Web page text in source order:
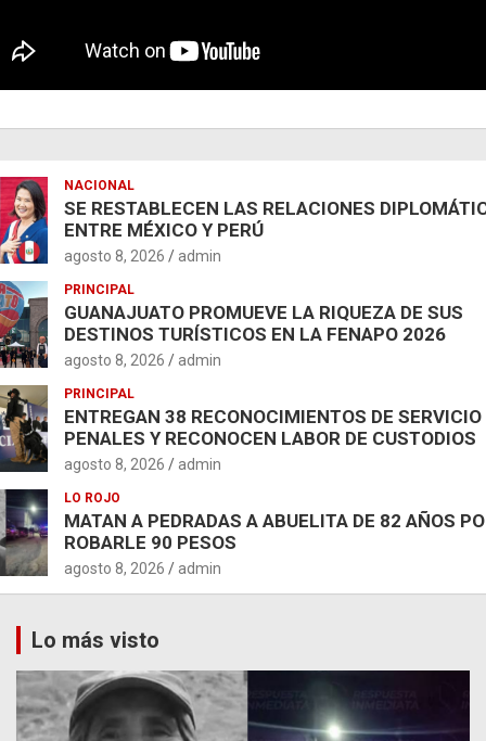
NACIONAL
SE RESTABLECEN LAS RELACIONES
ENTRE MÉXICO Y PERÚ
agosto 8, 2026 admin
PRINCIPAL
GUANAJUATO PROMUEVE LA RIQUEZA DE SUS
DESTINOS TURÍSTICOS EN LA FENAPO 2026
agosto 8, 2026 admin
PRINCIPAL
ENTREGAN 38 RECONOCIMIENTOS DE SERVICIO
PENALES Y RECONOCEN LABOR DE CUSTODIOS
agosto 8, 2026 admin
LO ROJO
MATAN A PEDRADAS A ABUELITA DE 82 AÑOS
ROBARLE 90 PESOS
agosto 8, 2026 admin
Lo más visto